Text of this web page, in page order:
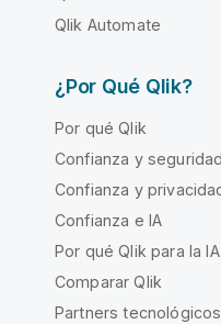
Qlik Automate
¿Por Qué Qlik?
Por qué Qlik
Confianza y seguridad
Confianza y
Confianza e IA
Por qué Qlik para la IA
Comparar Qlik
Partners